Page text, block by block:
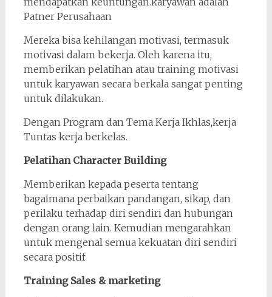
Patner Perusahaan
Mereka bisa kehilangan motivasi, termasuk
motivasi dalam bekerja. Oleh karena itu,
memberikan pelatihan atau training motivasi
untuk karyawan secara berkala sangat penting
untuk dilakukan.
Dengan Program dan Tema Kerja Ikhlas,kerja
Tuntas kerja berkelas.
Pelatihan Character Building
Memberikan kepada peserta tentang
bagaimana perbaikan pandangan, sikap, dan
perilaku terhadap diri sendiri dan hubungan
dengan orang lain. Kemudian mengarahkan
untuk mengenal semua kekuatan diri sendiri
secara positif
Training Sales & marketing